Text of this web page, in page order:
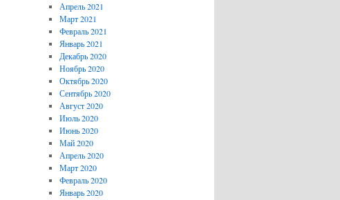
Апрель 2021
Март 2021
Февраль 2021
Январь 2021
Декабрь 2020
Ноябрь 2020
Октябрь 2020
Сентябрь 2020
Август 2020
Июль 2020
Июнь 2020
Май 2020
Апрель 2020
Март 2020
Февраль 2020
Январь 2020